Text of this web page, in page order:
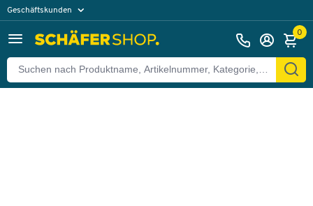
Geschäftskunden
0
Zurück